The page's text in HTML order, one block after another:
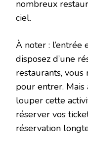
nombreux
ciel.
À noter : l’entrée
disposez d’une
restaurants, vous
pour entrer.
louper cette
réserver vos
réservation